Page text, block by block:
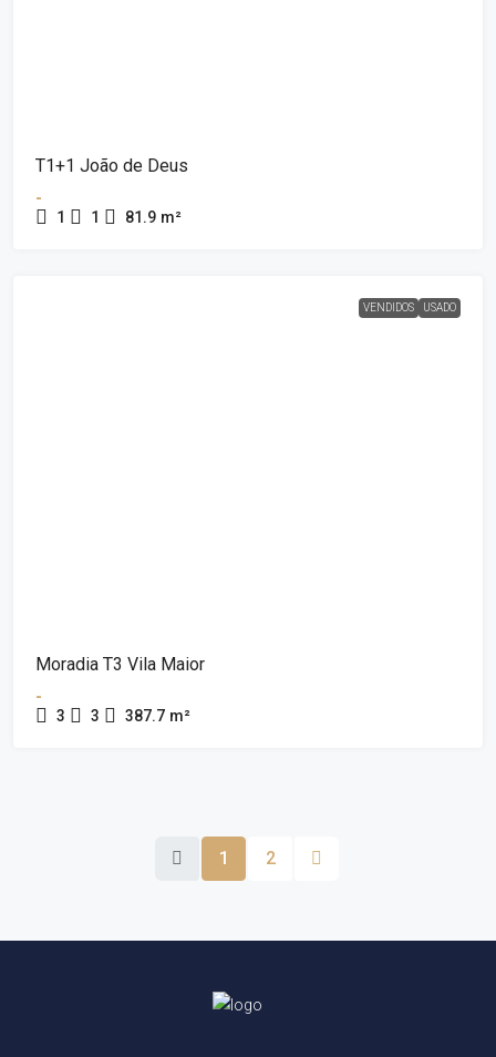
T1+1 João de Deus
-
1 1 81.9 m²
VENDIDOS USADO
Moradia T3 Vila Maior
-
3 3 387.7 m²
1 2